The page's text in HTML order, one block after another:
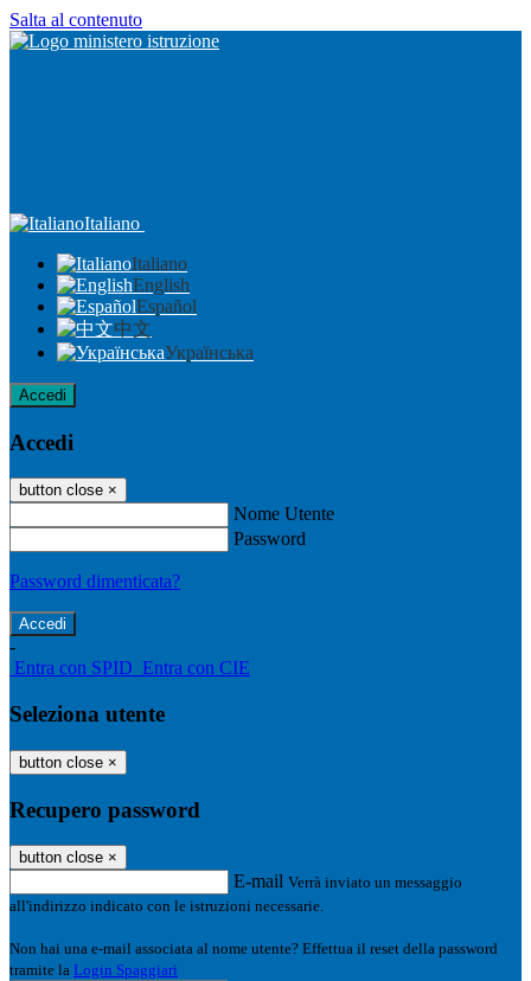
Salta al contenuto
Italiano
Italiano
English
Español
中文
Українська
Accedi
Accedi
button close ×
Nome Utente
Password
Password dimenticata?
-
Entra con SPID Entra con CIE
Seleziona utente
button close ×
Recupero password
button close ×
E-mail Verrà inviato un messaggio
all'indirizzo indicato con le istruzioni necessarie.
Non hai una e-mail associata al nome utente? Effettua il reset della password
tramite la Login Spaggiari